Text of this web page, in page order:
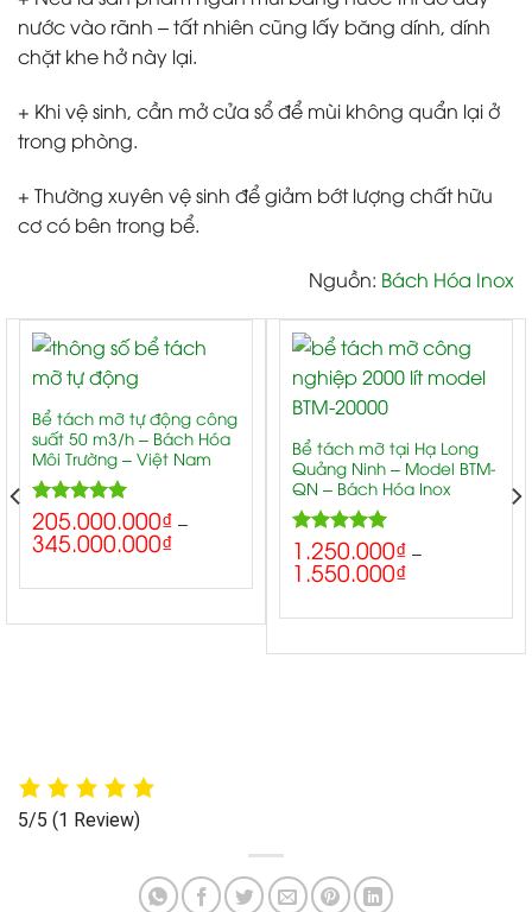
nước vào rãnh – tất nhiên cũng lấy băng dính, dính
chặt khe hở này lại.
+ Khi vệ sinh, cần mở cửa sổ để mùi không quẩn lại ở
trong phòng.
+ Thường xuyên vệ sinh để giảm bớt lượng chất hữu
cơ có bên trong bể.
Nguồn: Bách Hóa Inox
Bể tách mỡ tự động công
suất 50 m3/h – Bách Hóa
Môi Trường – Việt Nam
Rated5.00
out of 5
205.000.000₫ –
345.000.000₫
Bể tách mỡ tại Hạ Long
Quảng Ninh – Model BTM-
QN – Bách Hóa Inox
Rated5.00
out of 5
1.250.000₫ –
1.550.000₫
5/5 (1 Review)